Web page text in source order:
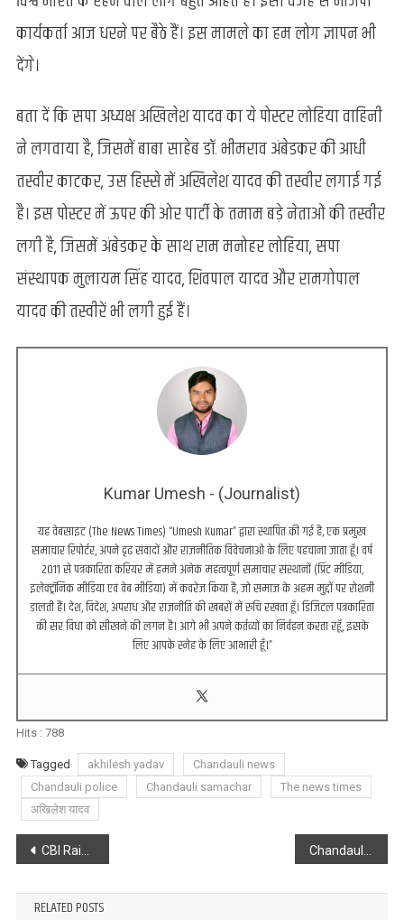
कार्यकर्ता आज धरने पर बैठे हैं। इस मामले का हम लोग ज्ञापन भी
देंगे।
बता दें कि सपा अध्यक्ष अखिलेश यादव का ये पोस्टर लोहिया वाहिनी
ने लगवाया है, जिसमें बाबा साहेब डॉ. भीमराव अंबेडकर की आधी
तस्वीर काटकर, उस हिस्से में अखिलेश यादव की तस्वीर लगाई गई
है। इस पोस्टर में ऊपर की ओर पार्टी के तमाम बड़े नेताओं की तस्वीर
लगी है, जिसमें अंबेडकर के साथ राम मनोहर लोहिया, सपा
संस्थापक मुलायम सिंह यादव, शिवपाल यादव और रामगोपाल
यादव की तस्वीरें भी लगी हुई हैं।
Kumar Umesh - (Journalist)
यह वेबसाइट (The News Times) “Umesh Kumar” द्वारा स्थापित की गई है, एक प्रमुख
समाचार रिपोर्टर, अपने दृढ़ संवादों और राजनीतिक विवेचनाओं के लिए पहचाना जाता हूँ। वर्ष
2011 से पत्रकारिता करियर में हमने अनेक महत्वपूर्ण समाचार संस्थानों (प्रिंट मीडिया,
इलेक्ट्रॉनिक मीडिया एवं वेब मीडिया) में कवरेज किया है, जो समाज के अहम मुद्दों पर रोशनी
डालती हैं। देश, विदेश, अपराध और राजनीति की खबरों में रुचि रखता हूँ। डिजिटल पत्रकारिता
की सर विधा को सीखने की लगन है। आगे भी अपने कर्तव्यों का निर्वहन करता रहूँ, इसके
लिए आपके स्नेह के लिए आभारी हूँ।”
Hits : 788
Tagged akhilesh yadav
Chandauli news
Chandauli police
Chandauli samachar
The news times
अखिलेश यादव
Post
navigation
CBI Raid : गया रेलवे डिपो में सीबीआई की छापेमारी, रेलवे में भ्रष्टाचार की खुल रही कलई..
RELATED POSTS